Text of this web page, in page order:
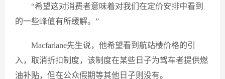
“希望这对消费者意味着对我们在定价安排中看到
的一些峰值有所缓解。”
Macfarlane先生说，他希望看到航站楼价格的引
入，取消折扣制度，该制度在某些日子为驾车者提供燃
油补贴，但在公众假期等其他日子则没有。